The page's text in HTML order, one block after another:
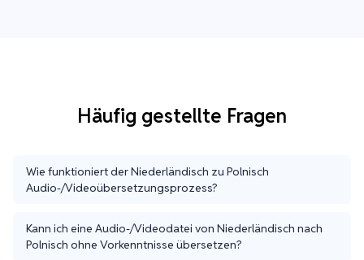
Häufig gestellte Fragen
Wie funktioniert der Niederländisch zu Polnisch
Audio-/Videoübersetzungsprozess?
Kann ich eine Audio-/Videodatei von Niederländisch nach
Polnisch ohne Vorkenntnisse übersetzen?